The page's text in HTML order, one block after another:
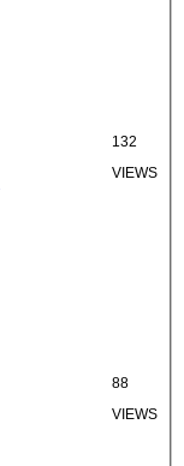
132
VIEWS
88
VIEWS